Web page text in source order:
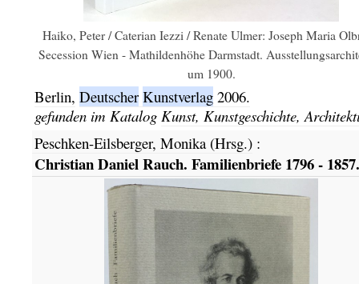
Haiko, Peter / Caterian Iezzi / Renate Ulmer: Joseph Maria
Secession Wien - Mathildenhöhe Darmstadt.
um 1900.
Berlin, Deutscher Kunstverlag 2006.
gefunden im Katalog Kunst, Kunstgeschichte,
Peschken-Eilsberger, Monika (Hrsg.):
Christian Daniel Rauch. Familienbriefe 1796 - 1857.